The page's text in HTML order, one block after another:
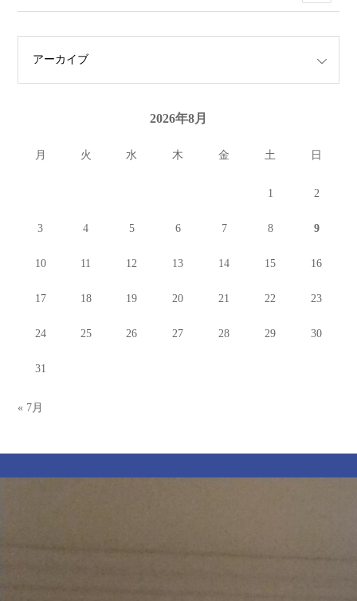
2026年8月
月 火 水 木 金 土 日
1 2
3 4 5 6 7 8 9
10 11 12 13 14 15 16
17 18 19 20 21 22 23
24 25 26 27 28 29 30
31
« 7月